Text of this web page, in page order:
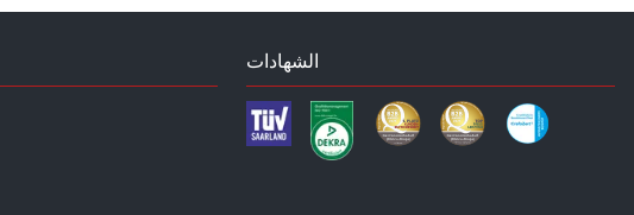
الشهادات